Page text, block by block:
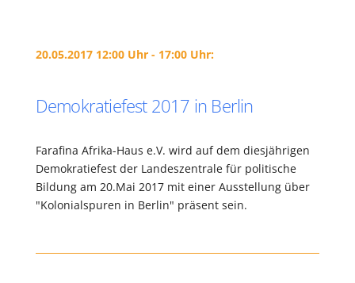
20.05.2017 12:00 Uhr - 17:00 Uhr:
Demokratiefest 2017 in Berlin
Farafina Afrika-Haus e.V. wird auf dem diesjährigen
Demokratiefest der Landeszentrale für politische
Bildung am 20.Mai 2017 mit einer Ausstellung über
"Kolonialspuren in Berlin" präsent sein.